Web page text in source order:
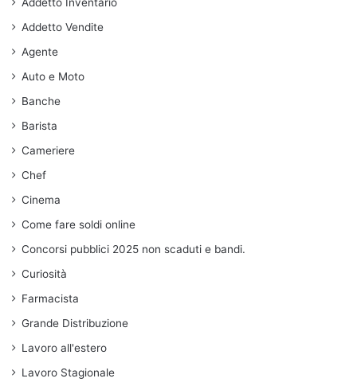
Addetto Vendite
Agente
Auto e Moto
Banche
Barista
Cameriere
Chef
Cinema
Come fare soldi online
Concorsi pubblici 2025 non scaduti e bandi.
Curiosità
Farmacista
Grande Distribuzione
Lavoro all'estero
Lavoro Stagionale